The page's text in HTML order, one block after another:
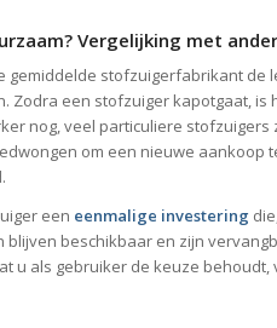
Vergelijking met
gemiddelde stofzuigerfabrikant de
Zodra een stofzuiger kapotgaat,
nog, veel particuliere
om een nieuwe aankoop
een eenmalige investering
blijven beschikbaar en zijn
u als gebruiker de keuze